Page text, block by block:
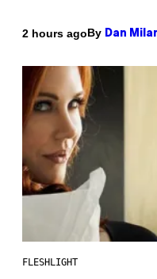
2 hours agoBy Dan
FLESHLIGHT